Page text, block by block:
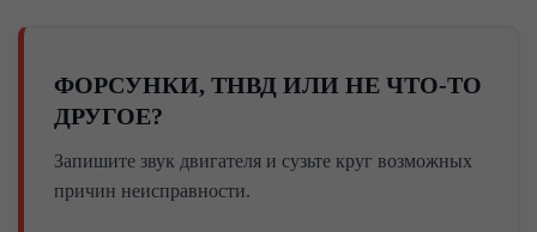
ФОРСУНКИ, ТНВД ИЛИ НЕ ЧТО-ТО
ДРУГОЕ?
Запишите звук двигателя и сузьте круг возможных
причин неисправности.